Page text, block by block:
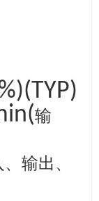
输
输出、